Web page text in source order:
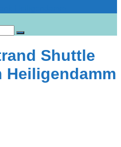
Suchen
Shuttle
Heiligendamm